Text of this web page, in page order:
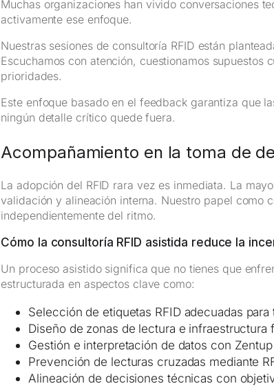
Muchas organizaciones han vivido conversaciones
activamente ese enfoque.
Nuestras sesiones de consultoría RFID están
Escuchamos con atención, cuestionamos
prioridades.
Este enfoque basado en el feedback garantiza que
ningún detalle crítico quede fuera.
Acompañamiento en la toma de
La adopción del RFID rara vez es inmediata. La
validación y alineación interna. Nuestro papel como
independientemente del ritmo.
Cómo la consultoría RFID asistida reduce la
Un proceso asistido significa que no tienes que
estructurada en aspectos clave como:
Selección de etiquetas RFID adecuadas para
Diseño de zonas de lectura e infraestructura
Gestión e interpretación de datos con Zentup
Prevención de lecturas cruzadas mediante
Alineación de decisiones técnicas con